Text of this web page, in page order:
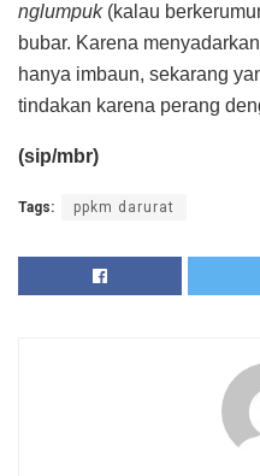
nglumpuk(kalau
bubar. Karena
hanya imbaun, sekarang
tindakan karena perang
(sip/mbr)
Tags: ppkm darurat